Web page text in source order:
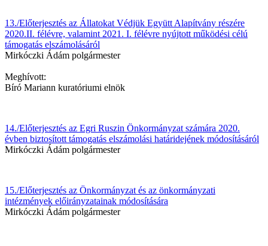
13./Előterjesztés az Állatokat Védjük Együtt Alapítvány részére
2020.II. félévre, valamint 2021. I. félévre nyújtott működési célú
támogatás elszámolásáról
Mirkóczki Ádám polgármester
Meghívott:
Bíró Mariann kuratóriumi elnök
14./Előterjesztés az Egri Ruszin Önkormányzat számára 2020.
évben biztosított támogatás elszámolási határidejének módosításáról
Mirkóczki Ádám polgármester
15./Előterjesztés az Önkormányzat és az önkormányzati
intézmények előirányzatainak módosítására
Mirkóczki Ádám polgármester